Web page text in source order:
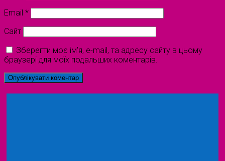
Email *
Сайт
Зберегти моє ім'я, e-mail, та адресу сайту в цьому
браузері для моїх подальших коментарів.